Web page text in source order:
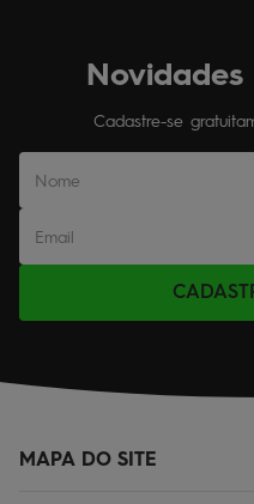
Cadastre-se
MAPA DO SITE